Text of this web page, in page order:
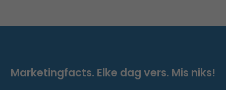
Marketingfacts. Elke dag vers. Mis niks!